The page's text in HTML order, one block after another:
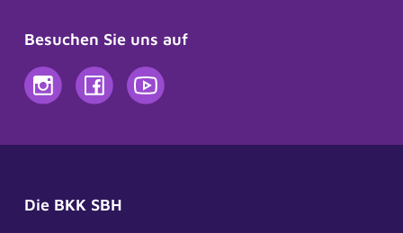
Besuchen Sie uns auf
Die BKK SBH